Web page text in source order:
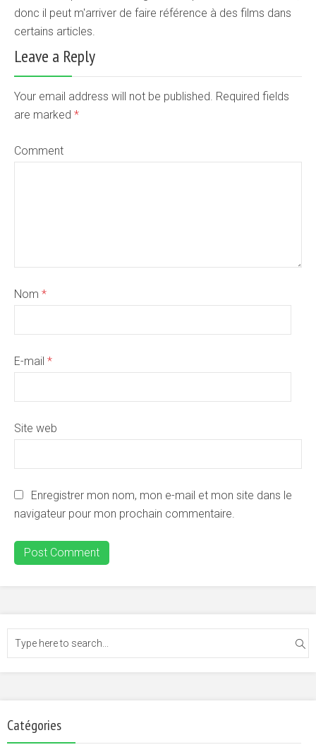
donc il peut m'arriver de faire référence à des films dans
certains articles.
Leave a Reply
Your email address will not be published. Required fields
are marked *
Comment
Nom *
E-mail *
Site web
Enregistrer mon nom, mon e-mail et mon site dans le
navigateur pour mon prochain commentaire.
Catégories